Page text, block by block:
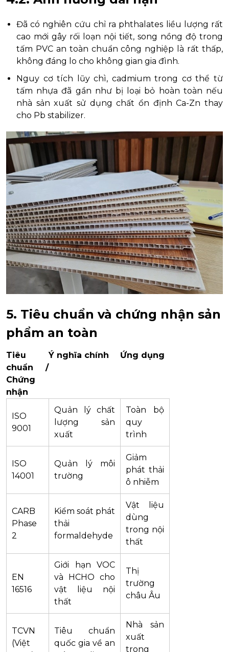
Đã có nghiên cứu chỉ ra phthalates liều lượng rất
cao mới gây rối loạn nội tiết, song nồng độ trong
tấm PVC an toàn chuẩn công nghiệp là rất thấp,
không đáng lo cho không gian gia đình.
Nguy cơ tích lũy chì, cadmium trong cơ thể từ
tấm nhựa đã gần như bị loại bỏ hoàn toàn nếu
nhà sản xuất sử dụng chất ổn định Ca-Zn thay
cho Pb stabilizer.
5. Tiêu chuẩn và chứng nhận sản
phẩm an toàn
Tiêu
chuẩn /
Chứng
nhận
Ý nghĩa chính Ứng dụng
ISO
9001
Quản lý chất
lượng sản
xuất
Toàn bộ
quy
trình
ISO
14001
Quản lý môi
trường
Giảm
phát thải
ô nhiễm
CARB
Phase
2
Kiểm soát phát
thải
formaldehyde
Vật liệu
dùng
trong nội
thất
EN
16516
Giới hạn VOC
và HCHO cho
vật liệu nội
thất
Thị
trường
châu Âu
TCVN
(Việt
Tiêu chuẩn
quốc gia về an
Nhà sản
xuất
trong